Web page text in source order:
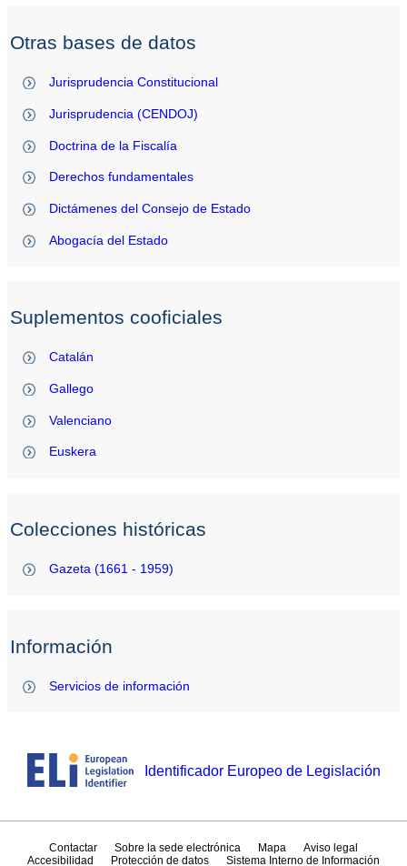
Otras bases de datos
Jurisprudencia Constitucional
Jurisprudencia (CENDOJ)
Doctrina de la Fiscalía
Derechos fundamentales
Dictámenes del Consejo de Estado
Abogacía del Estado
Suplementos cooficiales
Catalán
Gallego
Valenciano
Euskera
Colecciones históricas
Gazeta (1661 - 1959)
Información
Servicios de información
Identificador Europeo de Legislación
Contactar Sobre la sede electrónica Mapa
Aviso legal
Accesibilidad
Protección de datos Sistema Interno de Información